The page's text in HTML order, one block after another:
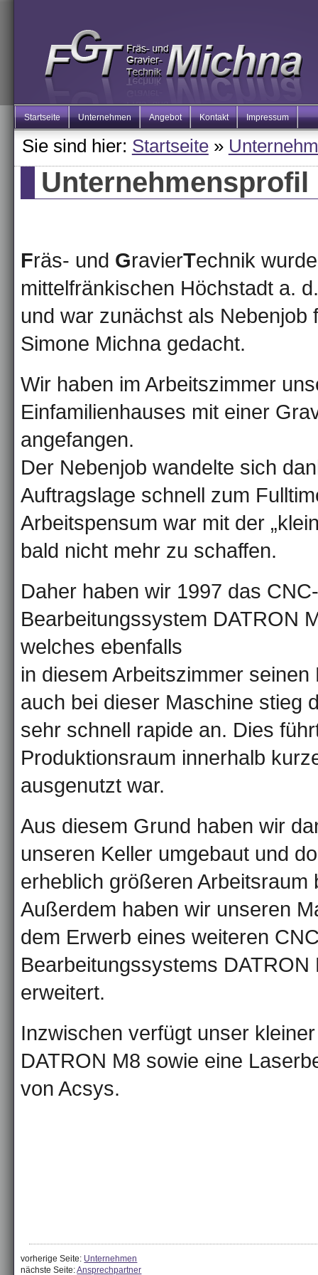
Startseite Unternehmen Angebot Kontakt Impressum
Sie sind hier: Startseite»
Unternehmensprofil
Fräs- und GravierTechnik
mittelfränkischen Höchstadt a.
und war zunächst als Nebenjob
Simone Michna gedacht.
Wir haben im Arbeitszimmer
Einfamilienhauses mit einer
angefangen.
Der Nebenjob wandelte sich
Auftragslage schnell zum
Arbeitspensum war mit der
bald nicht mehr zu schaffen.
Daher haben wir 1997 das
Bearbeitungssystem DATRON
welches ebenfalls
in diesem Arbeitszimmer seinen
auch bei dieser Maschine stieg
sehr schnell rapide an. Dies
Produktionsraum innerhalb
ausgenutzt war.
Aus diesem Grund haben wir
unseren Keller umgebaut und
erheblich größeren Arbeitsraum
Außerdem haben wir unseren
dem Erwerb eines weiteren
Bearbeitungssystems DATRON
erweitert.
Inzwischen verfügt unser
DATRON M8 sowie eine
von Acsys.
vorherige Seite: Unternehmen
nächste Seite:Ansprechpartner